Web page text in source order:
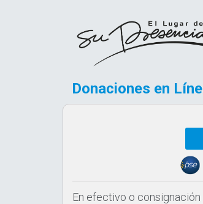
Donaciones en
En efectivo o consignación